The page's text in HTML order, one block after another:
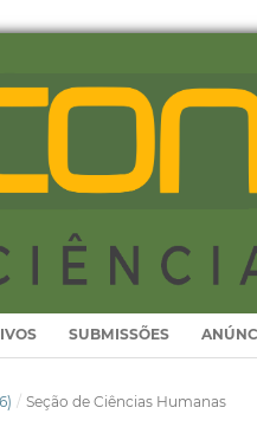
SUBMISSÕES
/ Seção de Ciências Humanas